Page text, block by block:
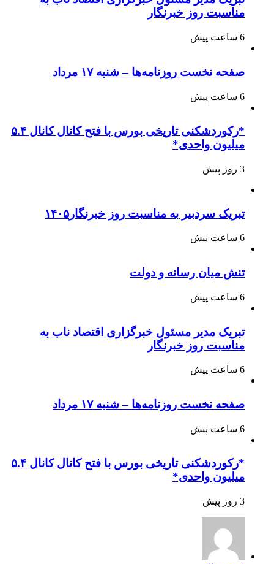
مناسبت روز خبرنگار
6 ساعت پیش
صفحه نخست روزنامه‌ها – شنبه ۱۷ مرداد
6 ساعت پیش
*رکوردشکنی تاریخی بورس با فتح کانال کانال ۵.۴
میلیون واحدی*
3 روز پیش
تبریک سردبیر به مناسبت روز خبرنگار۱۴۰۵
6 ساعت پیش
تنش میان رسانه و دولت
6 ساعت پیش
تبریک مدیر مسئول خبرگزاری اقتصاد ناب به
مناسبت روز خبرنگار
6 ساعت پیش
صفحه نخست روزنامه‌ها – شنبه ۱۷ مرداد
6 ساعت پیش
*رکوردشکنی تاریخی بورس با فتح کانال کانال ۵.۴
میلیون واحدی*
3 روز پیش